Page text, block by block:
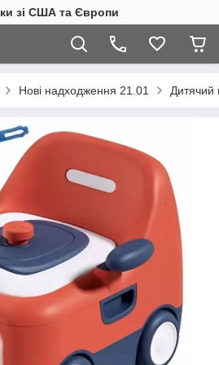
зі США та Європи
Нові надходження 21.01